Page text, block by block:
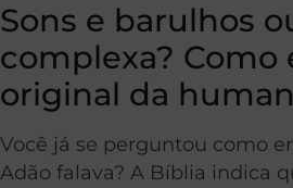
Sons e barulhos
complexa? Como
original da
Você já se perguntou como
Adão falava? A Bíblia indica